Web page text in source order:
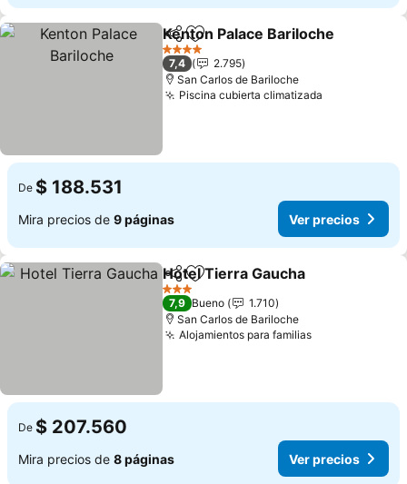
CompartirAgregar a favoritos
Kenton Palace Bariloche
4 Estrellas
7,4
2.795
San Carlos de Bariloche
Piscina cubierta climatizada
De $ 188.531
Mira precios de 9 páginas Ver precios
CompartirAgregar a favoritos
Hotel Tierra Gaucha
3 Estrellas
7,9 Bueno
1.710
San Carlos de Bariloche
Alojamientos para familias
De $ 207.560
Mira precios de 8 páginas Ver precios